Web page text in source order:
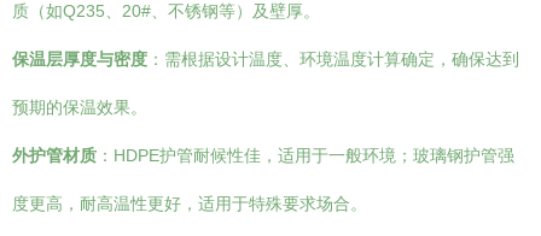
质（如Q235、20#、不锈钢等）及壁厚。
保温层厚度与密度 ：需根据设计温度、环境温度计算确定，确保达到
预期的保温效果。
外护管材质 ：HDPE护管耐候性佳，适用于一般环境；玻璃钢护管强
度更高，耐高温性更好，适用于特殊要求场合。